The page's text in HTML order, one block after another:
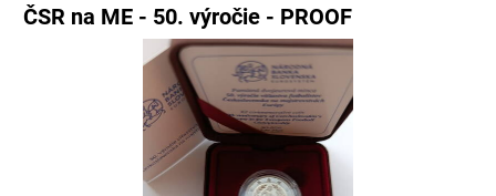
ČSR na ME - 50. výročie - PROOF